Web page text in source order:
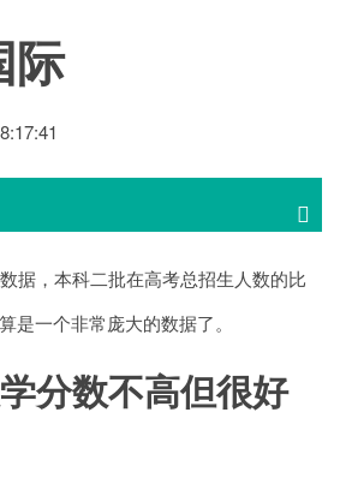
际
据，本科二批在高考总招生人数的比
是一个非常庞大的数据了。
分数不高但很好